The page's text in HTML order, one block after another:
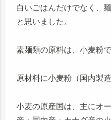
白いごはんだけでなく、
と思いました。
素麺類の原料は、小麦粉で
原材料に小麦粉（国内製
小麦の原産国は、主にオ